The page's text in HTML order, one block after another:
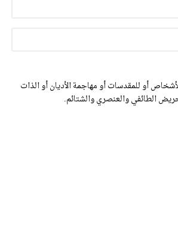
أو للمقدسات أو مهاجمة الأديان أو الذات
الطائفي والعنصري والشتائم.